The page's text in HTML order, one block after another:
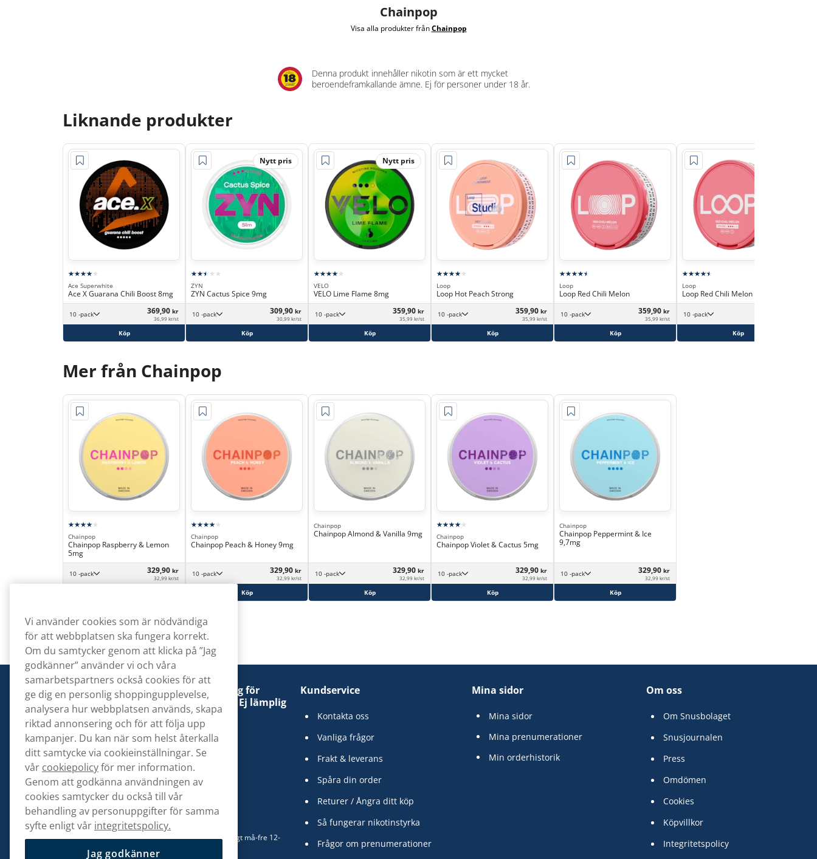
Chainpop
Visa alla produkter frånChainpop
Denna produkt innehåller nikotin som är ett mycket
beroendeframkallande ämne. Ej för personer under 18 år.
Liknande produkter
Ace Superwhite
Ace X Guarana Chili Boost 8mg
10 -pack 369,90 kr
36,99 kr/st
Köp
Nytt pris
ZYN
ZYN Cactus Spice 9mg
10 -pack 309,90 kr
30,99 kr/st
Köp
Nytt pris
VELO
VELO Lime Flame 8mg
10 -pack 359,90 kr
35,99 kr/st
Köp
Loop
Loop Hot Peach Strong
10 -pack 359,90 kr
35,99 kr/st
Köp
Loop
Loop Red Chili Melon
10 -pack 359,90 kr
35,99 kr/st
Köp
Loop
Loop Red Chili Melon Strong
10 -pack
Köp
Mer från Chainpop
Chainpop
Chainpop Raspberry & Lemon
5mg
10 -pack 329,90 kr
32,99 kr/st
Chainpop
Chainpop Peach & Honey 9mg
10 -pack 329,90 kr
32,99 kr/st
Köp
Chainpop
Chainpop Almond & Vanilla 9mg
10 -pack 329,90 kr
32,99 kr/st
Köp
Chainpop
Chainpop Violet & Cactus 5mg
10 -pack 329,90 kr
32,99 kr/st
Köp
Chainpop
Chainpop Peppermint & Ice
9,7mg
10 -pack 329,90 kr
32,99 kr/st
Köp
Denna tobaksprodukt kan vara skadlig för
hälsan och är beroendeframkallande. Ej lämplig
för personer under 18 år.
Kontakta oss
hej@snusbolaget.se
08 517 910 94
Mån-Tor 8.00-17.00 | Fre 9.00-17.00 | (Lunchstängt må-fre 12-
Kundservice
Kontakta oss
Vanliga frågor
Frakt & leverans
Spåra din order
Returer / Ångra ditt köp
Så fungerar nikotinstyrka
Frågor om prenumerationer
Mina sidor
Mina sidor
Mina prenumerationer
Min orderhistorik
Om oss
Om Snusbolaget
Snusjournalen
Press
Omdömen
Cookies
Köpvillkor
Integritetspolicy
Vi använder cookies som är nödvändiga
för att webbplatsen ska fungera korrekt.
Om du samtycker genom att klicka på ”Jag
godkänner” använder vi och våra
samarbetspartners också cookies för att
ge dig en personlig shoppingupplevelse,
analysera hur webbplatsen används, skapa
riktad annonsering och för att följa upp
kampanjer. Du kan när som helst återkalla
ditt samtycke via cookieinställningar. Se
vår cookiepolicyför mer information.
Genom att godkänna användningen av
cookies samtycker du också till vår
behandling av personuppgifter för samma
syfte enligt vår integritetspolicy.
Jag godkänner